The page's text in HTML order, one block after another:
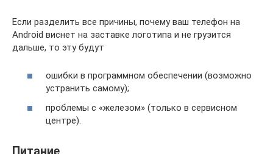
Если разделить все причины, почему ваш телефон на
Android виснет на заставке логотипа и не грузится
дальше, то эту будут
ошибки в программном обеспечении (возможно
устранить самому);
проблемы с «железом» (только в сервисном
центре).